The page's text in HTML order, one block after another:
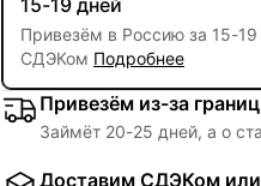
15-19 дней
Привезём в Россию за 15-
СДЭКом Подробнее
Привезём из-за
Займёт 20-25 дней, а о
Доставим СДЭКом или